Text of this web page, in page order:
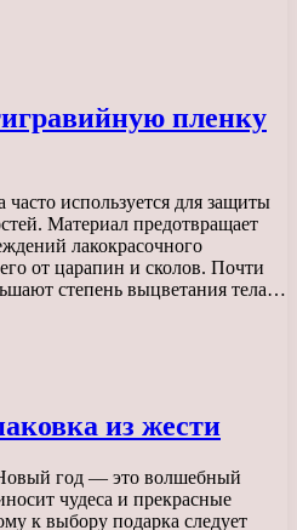
пленку
используется для защиты
Материал предотвращает
лакокрасочного
от царапин и сколов. Почти
степень выцветания тела…
из жести
год — это волшебный
чудеса и прекрасные
к выбору подарка следует